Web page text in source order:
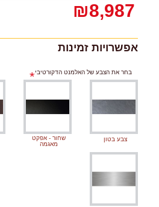
₪8,987
אפשרויות זמינות
בחר את הצבע של האלמנט הדקורטיבי
צבע בטון
שחור - אפקט
מאגמה